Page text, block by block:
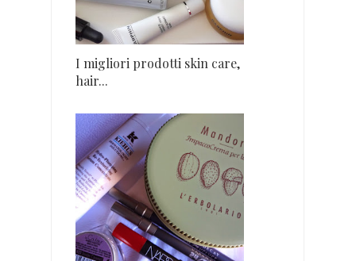
I migliori prodotti skin care,
hair...